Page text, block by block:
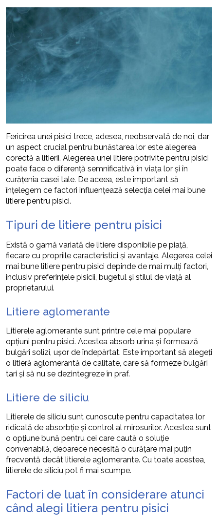
Fericirea unei pisici trece, adesea, neobservată de noi, dar
un aspect crucial pentru bunăstarea lor este alegerea
corectă a litierii. Alegerea unei litiere potrivite pentru pisici
poate face o diferență semnificativă în viața lor și în
curățenia casei tale. De aceea, este important să
înțelegem ce factori influențează selecția celei mai bune
litiere pentru pisici.
Tipuri de litiere pentru pisici
Există o gamă variată de litiere disponibile pe piață,
fiecare cu propriile caracteristici și avantaje. Alegerea celei
mai bune litiere pentru pisici depinde de mai mulți factori,
inclusiv preferințele pisicii, bugetul și stilul de viață al
proprietarului.
Litiere aglomerante
Litierele aglomerante sunt printre cele mai populare
opțiuni pentru pisici. Acestea absorb urina și formează
bulgări solizi, uşor de îndepărtat. Este important să alegeți
o litieră aglomerantă de calitate, care să formeze bulgări
tari și să nu se dezintegreze în praf.
Litiere de siliciu
Litierele de siliciu sunt cunoscute pentru capacitatea lor
ridicată de absorbție și control al mirosurilor. Acestea sunt
o opțiune bună pentru cei care caută o soluție
convenabilă, deoarece necesită o curățare mai puțin
frecventă decât litierele aglomerante. Cu toate acestea,
litierele de siliciu pot fi mai scumpe.
Factori de luat în considerare atunci
când alegi litiera pentru pisici